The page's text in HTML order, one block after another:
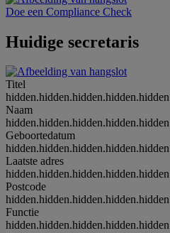
Doe een Compliance Check
Huidige secretaris
Titel
hidden.hidden.hidden.hidden.hidden
Naam
hidden.hidden.hidden.hidden.hidden
Geboortedatum
hidden.hidden.hidden.hidden.hidden
Laatste adres
hidden.hidden.hidden.hidden.hidden
Postcode
hidden.hidden.hidden.hidden.hidden
Functie
hidden.hidden.hidden.hidden.hidden